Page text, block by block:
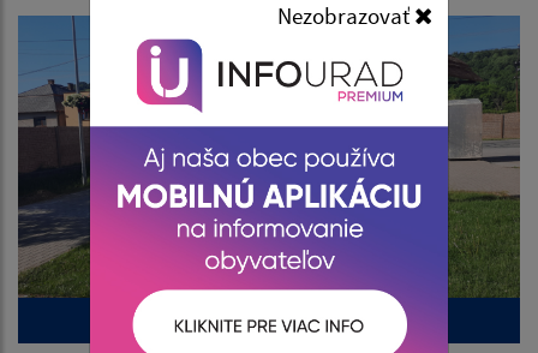
Nezobrazovať
Nový erb obce v centre